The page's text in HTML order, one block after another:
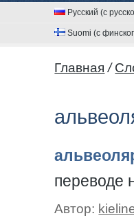
Русский (с
Suomi (с
Главная /
переводе
Автор: